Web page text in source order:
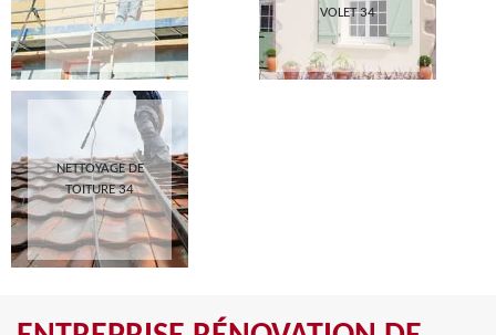
VOLET 34
NETTOYAGE DE
TOITURE 34